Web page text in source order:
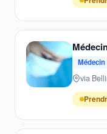
Médecin
via